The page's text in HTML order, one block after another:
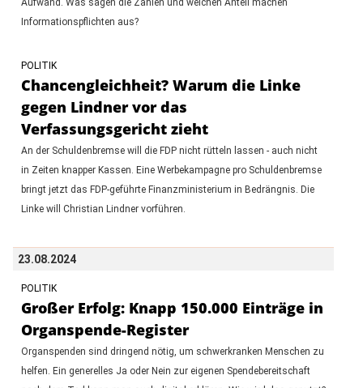
Aufwand. Was sagen die Zahlen und welchen Anteil machen
Informationspflichten aus?
POLITIK
Chancengleichheit? Warum die Linke
gegen Lindner vor das
Verfassungsgericht zieht
An der Schuldenbremse will die FDP nicht rütteln lassen - auch nicht
in Zeiten knapper Kassen. Eine Werbekampagne pro Schuldenbremse
bringt jetzt das FDP-geführte Finanzministerium in Bedrängnis. Die
Linke will Christian Lindner vorführen.
23.08.2024
POLITIK
Großer Erfolg: Knapp 150.000 Einträge in
Organspende-Register
Organspenden sind dringend nötig, um schwerkranken Menschen zu
helfen. Ein generelles Ja oder Nein zur eigenen Spendebereitschaft